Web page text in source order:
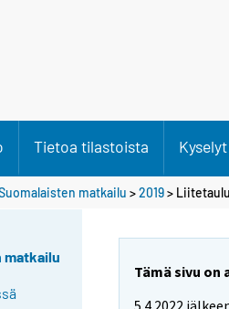
Tietoa tilastoista
matkailu >2019>
matkailu
Tämä sivu